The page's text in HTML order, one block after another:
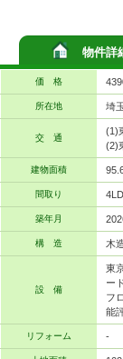
物件詳
価 格
所在地 埼
交 通
(1)
(2)
建物面積
間取り
築年月
構 造 木
設 備
東
ー
フ
能
リフォーム -